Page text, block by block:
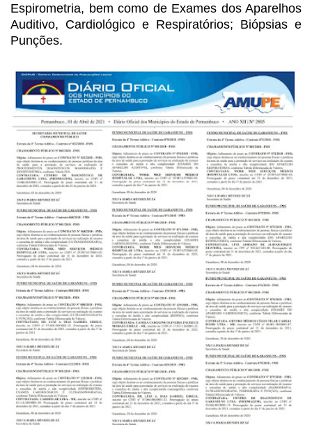
Espirometria, bem como de Exames dos Aparelhos
Auditivo, Cardiológico e Respiratórios; Biópsias e
Punções.